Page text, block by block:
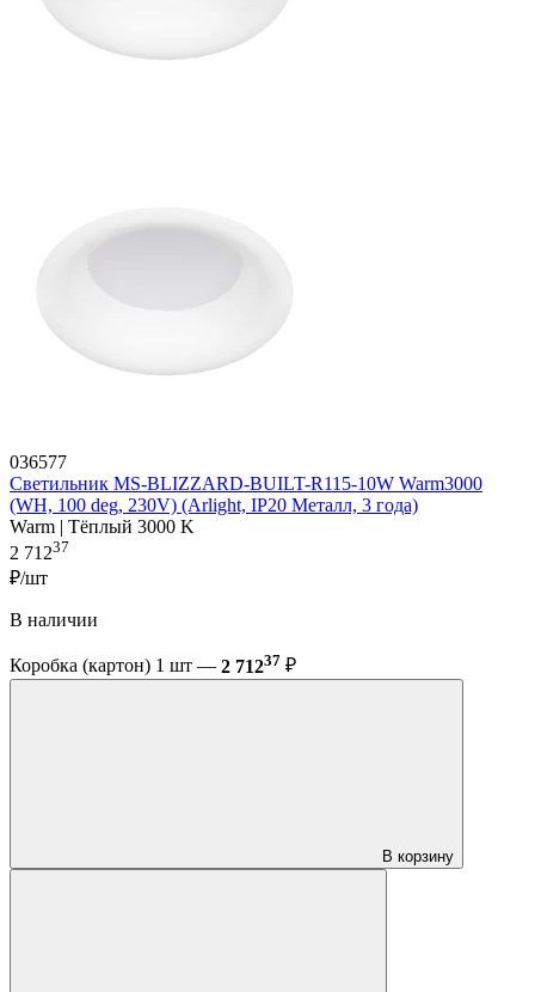
036577
Светильник MS-BLIZZARD-BUILT-R115-10W Warm3000
(WH, 100 deg, 230V) (Arlight, IP20 Металл, 3 года)
Warm | Тёплый 3000 K
2 71237
₽/шт
В наличии
Коробка (картон) 1 шт — 2 71237 ₽
В корзину